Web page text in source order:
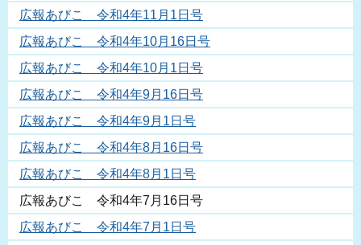
広報あびこ 令和4年11月1日号
広報あびこ 令和4年10月16日号
広報あびこ 令和4年10月1日号
広報あびこ 令和4年9月16日号
広報あびこ 令和4年9月1日号
広報あびこ 令和4年8月16日号
広報あびこ 令和4年8月1日号
広報あびこ 令和4年7月16日号
広報あびこ 令和4年7月1日号